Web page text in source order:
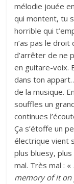
mélodie jouée
qui montent, tu
horrible qui
n’as pas le
d’arrêter de ne
en guitare-voix.
dans ton
de la musique.
souffles un
continues
Ça s’étoffe un
électrique vient
plus bluesy,
mal. Très mal : «
memory of it on